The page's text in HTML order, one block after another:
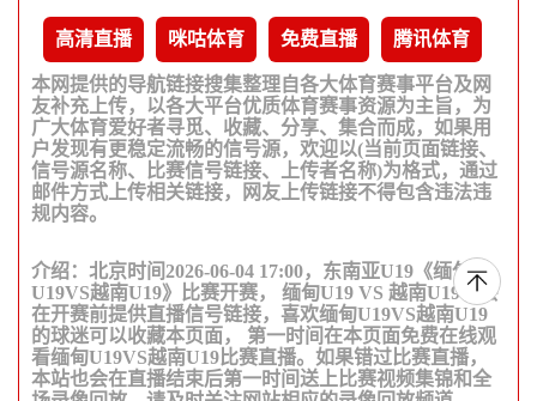
高清直播 咪咕体育 免费直播 腾讯体育
本网提供的导航链接搜集整理自各大体育赛事平台及网
友补充上传，以各大平台优质体育赛事资源为主旨，为
广大体育爱好者寻觅、收藏、分享、集合而成，如果用
户发现有更稳定流畅的信号源，欢迎以(当前页面链接、
信号源名称、比赛信号链接、上传者名称)为格式，通过
邮件方式上传相关链接，网友上传链接不得包含违法违
规内容。
介绍：北京时间2026-06-04 17:00，东南亚U19《缅甸
U19VS越南U19》比赛开赛， 缅甸U19 VS 越南U19将会
在开赛前提供直播信号链接，喜欢缅甸U19VS越南U19
的球迷可以收藏本页面， 第一时间在本页面免费在线观
看缅甸U19VS越南U19比赛直播。如果错过比赛直播，
本站也会在直播结束后第一时间送上比赛视频集锦和全